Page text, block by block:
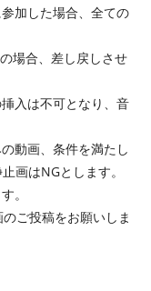
加した場合、全ての
場合、差し戻しさせ
入は不可となり、音
動画、条件を満たし
画はNGとします。
。
ご投稿をお願いしま